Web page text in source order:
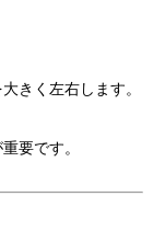
きく左右します。
要です。